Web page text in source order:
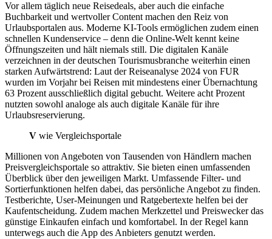
Vor allem täglich neue Reisedeals, aber auch die einfache
Buchbarkeit und wertvoller Content machen den Reiz von
Urlaubsportalen aus. Moderne KI-Tools ermöglichen zudem einen
schnellen Kundenservice – denn die Online-Welt kennt keine
Öffnungszeiten und hält niemals still. Die digitalen Kanäle
verzeichnen in der deutschen Tourismusbranche weiterhin einen
starken Aufwärtstrend: Laut der Reiseanalyse 2024 von FUR
wurden im Vorjahr bei Reisen mit mindestens einer Übernachtung
63 Prozent ausschließlich digital gebucht. Weitere acht Prozent
nutzten sowohl analoge als auch digitale Kanäle für ihre
Urlaubsreservierung.
V wie Vergleichsportale
Millionen von Angeboten von Tausenden von Händlern machen
Preisvergleichsportale so attraktiv. Sie bieten einen umfassenden
Überblick über den jeweiligen Markt. Umfassende Filter- und
Sortierfunktionen helfen dabei, das persönliche Angebot zu finden.
Testberichte, User-Meinungen und Ratgebertexte helfen bei der
Kaufentscheidung. Zudem machen Merkzettel und Preiswecker das
günstige Einkaufen einfach und komfortabel. In der Regel kann
unterwegs auch die App des Anbieters genutzt werden.